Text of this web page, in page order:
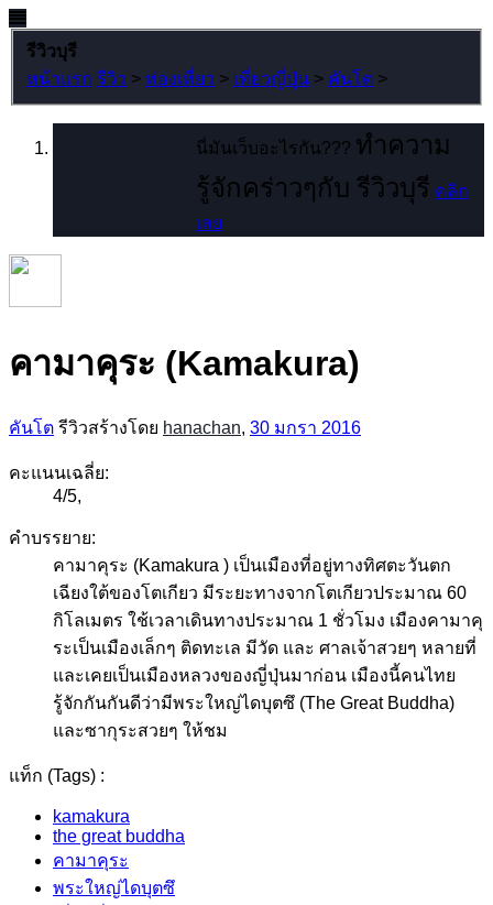
รีวิวบุรี
หน้าแรก รีวิว > ท่องเที่ยว > เที่ยวญี่ปุ่น > คันโต >
นี่มันเว็บอะไรกัน??? ทำความ
รู้จักคร่าวๆกับ รีวิวบุรี คลิก
เลย
คามาคุระ (Kamakura)
คันโต รีวิวสร้างโดย hanachan, 30 มกรา 2016
คะแนนเฉลี่ย:
4/5,
คำบรรยาย:
คามาคุระ (Kamakura ) เป็นเมืองที่อยู่ทางทิศตะวันตก
เฉียงใต้ของโตเกียว มีระยะทางจากโตเกียวประมาณ 60
กิโลเมตร ใช้เวลาเดินทางประมาณ 1 ชั่วโมง เมืองคามาคุ
ระเป็นเมืองเล็กๆ ติดทะเล มีวัด และ ศาลเจ้าสวยๆ หลายที่
และเคยเป็นเมืองหลวงของญี่ปุ่นมาก่อน เมืองนี้คนไทย
รู้จักกันกันดีว่ามีพระใหญ่ไดบุตซึ (The Great Buddha)
และซากุระสวยๆ ให้ชม
แท็ก (Tags) :
kamakura
the great buddha
คามาคุระ
พระใหญ่ไดบุตซึ